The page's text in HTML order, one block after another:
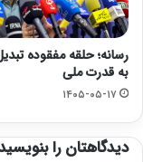
رسانه؛ حلقه مفقوده
به قدرت ملی
۱۴۰۵-۰۵-۱۷
دیدگاهتان را